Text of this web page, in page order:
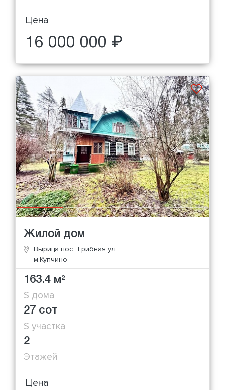
Цена
16 000 000 ₽
Жилой дом
Вырица пос., Грибная ул.
м.Купчино
163.4 м2
S дома
27 сот
S участка
2
Этажей
Цена